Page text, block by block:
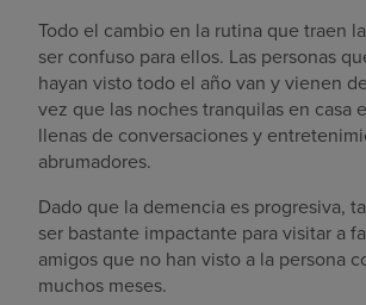
Todo el cambio en la rutina que traen
ser confuso para ellos. Las personas
hayan visto todo el año van y vienen
vez que las noches tranquilas en casa
llenas de conversaciones y
abrumadores.
Dado que la demencia es progresiva,
ser bastante impactante para visitar a
amigos que no han visto a la persona
muchos meses.